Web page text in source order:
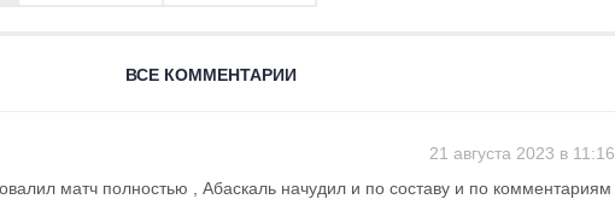
ВСЕ КОММЕНТАРИИ
21 августа 2023 в 11:16
матч полностью , Абаскаль начудил и по составу и по комментариям